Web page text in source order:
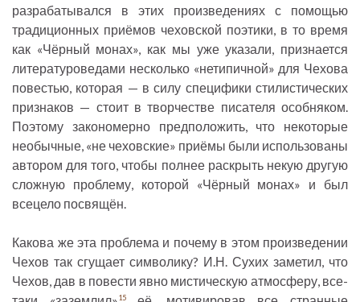
разрабатывался в этих произведениях с помощью
традиционных приёмов чеховской поэтики, в то время
как «Чёрный монах», как мы уже указали, признается
литературоведами несколько «нетипичной» для Чехова
повестью, которая — в силу специфики стилистических
признаков — стоит в творчестве писателя особняком.
Поэтому закономерно предположить, что некоторые
необычные, «не чеховские» приёмы были использованы
автором для того, чтобы полнее раскрыть некую другую
сложную проблему, которой «Чёрный монах» и был
всецело посвящён.
Какова же эта проблема и почему в этом произведении
Чехов так сгущает символику? И.Н. Сухих заметил, что
Чехов, дав в повести явно мистическую атмосферу, все-
15